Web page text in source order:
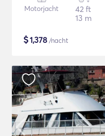
Motorjacht
42 ft
13 m
$1,378 /nacht